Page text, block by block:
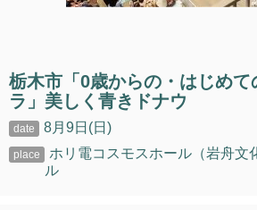
栃木市「0歳からの・はじめて
ラ」美しく青きドナウ
8月9日(日)
ホリ電コスモスホール（岩舟文
ル